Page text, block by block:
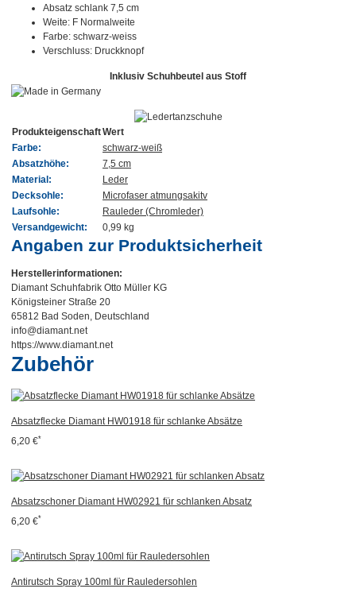
Absatz schlank 7,5 cm
Weite: F Normalweite
Farbe: schwarz-weiss
Verschluss: Druckknopf
Inklusiv Schuhbeutel aus Stoff
ProdukteigenschaftWert
Farbe:
schwarz-weiß
Absatzhöhe:
7,5 cm
Material:
Leder
Decksohle:
Microfaser atmungsakitv
Laufsohle:
Rauleder (Chromleder)
Versandgewicht:
0,99 kg
Angaben zur Produktsicherheit
Herstellerinformationen:
Diamant Schuhfabrik Otto Müller KG
Königsteiner Straße 20
65812 Bad Soden, Deutschland
info@diamant.net
https://www.diamant.net
Zubehör
Absatzflecke Diamant HW01918 für schlanke Absätze
6,20 €*
Absatzschoner Diamant HW02921 für schlanken Absatz
6,20 €*
Antirutsch Spray 100ml für Rauledersohlen